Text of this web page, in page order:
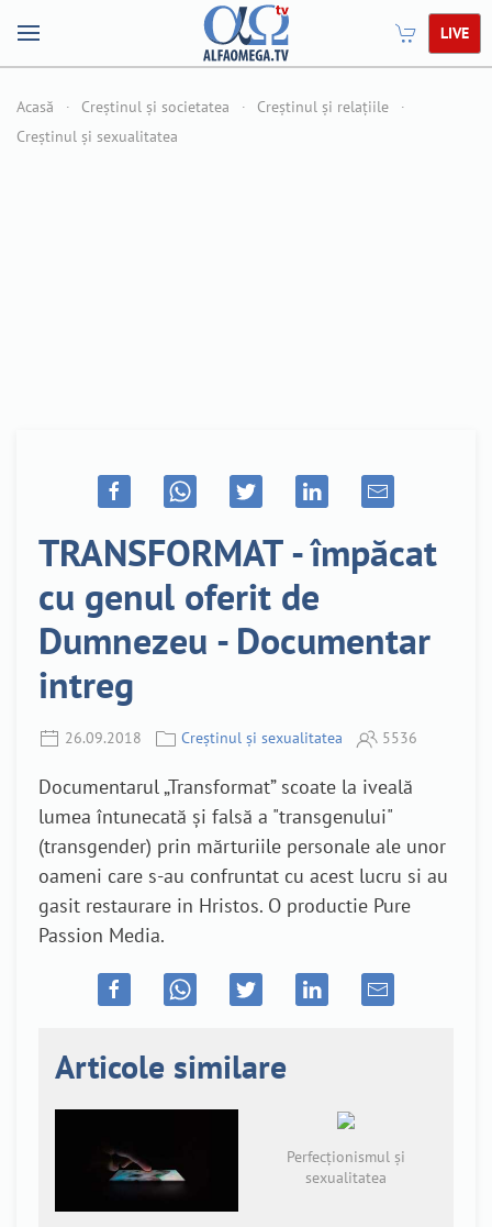
LIVE
Acasă Creștinul și societatea
Creștinul și relațiile
Creștinul și sexualitatea
TRANSFORMAT - împăcat
cu genul oferit de
Dumnezeu - Documentar
intreg
26.09.2018 Creștinul și sexualitatea 5536
Documentarul „Transformat” scoate la iveală
lumea întunecată și falsă a "transgenului"
(transgender) prin mărturiile personale ale unor
oameni care s-au confruntat cu acest lucru si au
gasit restaurare in Hristos. O productie Pure
Passion Media.
Articole similare
Perfecționismul și
sexualitatea